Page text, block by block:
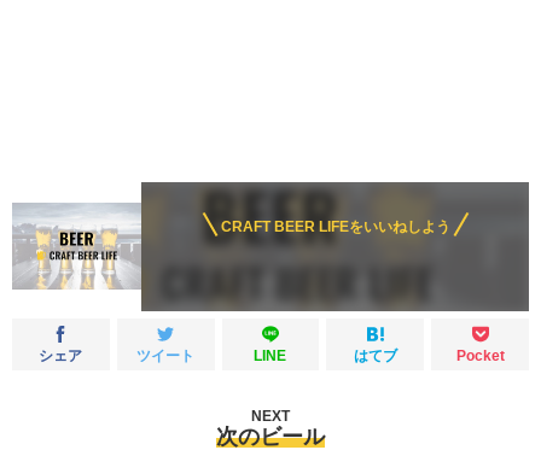
CRAFT BEER LIFEをいいねしよう
シェア ツイート LINE はてブ Pocket
次のビール
NEXT